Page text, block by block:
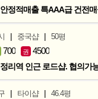
정적매출 특AAA급 건전
| 중국샵 | 50평
700 권 4500
리역 인근 로드샵. 협의가
| 타이샵 | 46.4평